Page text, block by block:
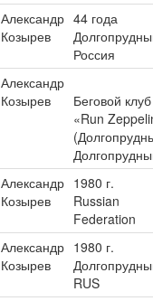
Александр
Козырев
44 года
Россия
Александр
Козырев
Беговой клуб
«Run
Александр
Козырев
1980 г.
Russian
Federation
Александр
Козырев
1980 г.
RUS